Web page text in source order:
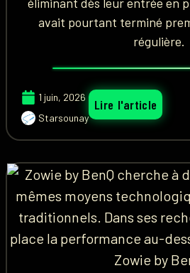
avait pourtant terminé
régulière.
1 juin, 2026
Starsounay
Lire l'article